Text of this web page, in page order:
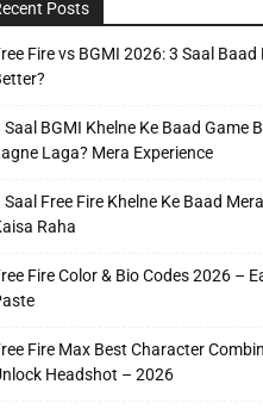
Posts
Fire vs BGMI 2026: 3 Saal Baad
Saal BGMI Khelne Ke Baad Game
Laga? Mera Experience
Saal Free Fire Khelne Ke Baad
Raha
Fire Color & Bio Codes 2026 –
Fire Max Best Character
Headshot – 2026